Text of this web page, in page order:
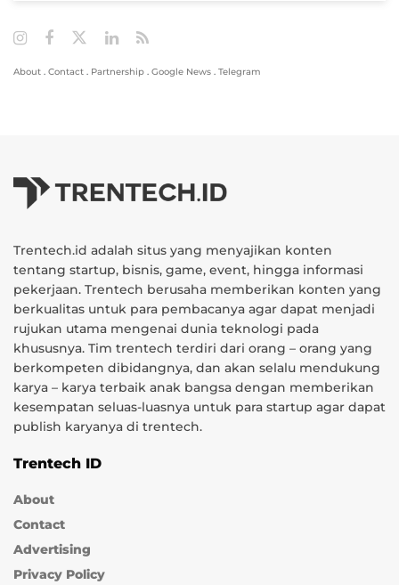
About . Contact . Partnership . Google News . Telegram
Trentech.id adalah situs yang menyajikan konten
tentang startup, bisnis, game, event, hingga informasi
pekerjaan. Trentech berusaha memberikan konten yang
berkualitas untuk para pembacanya agar dapat menjadi
rujukan utama mengenai dunia teknologi pada
khususnya. Tim trentech terdiri dari orang – orang yang
berkompeten dibidangnya, dan akan selalu mendukung
karya – karya terbaik anak bangsa dengan memberikan
kesempatan seluas-luasnya untuk para startup agar dapat
publish karyanya di trentech.
Trentech ID
About
Contact
Advertising
Privacy Policy